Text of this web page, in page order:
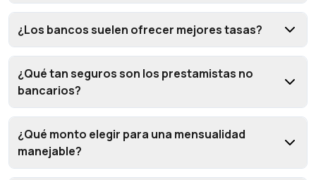
¿Los bancos suelen ofrecer mejores tasas?
¿Qué tan seguros son los prestamistas no
bancarios?
¿Qué monto elegir para una mensualidad
manejable?